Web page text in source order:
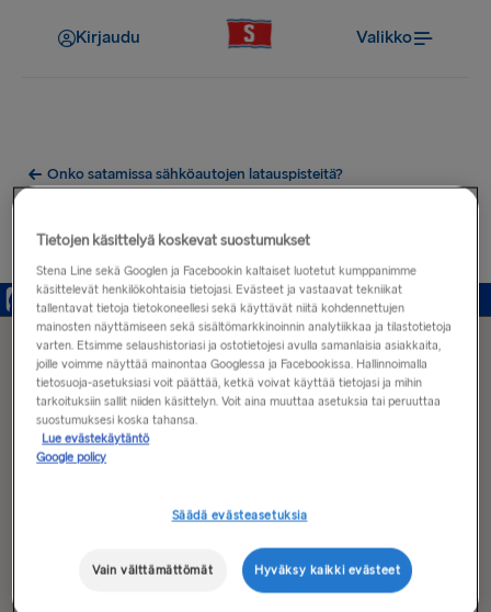
Kirjaudu Valikko
Onko satamissa sähköautojen latauspisteitä?
lähellä Fishguardin satamaa
Tietojen käsittelyä koskevat suostumukset
Stena Line sekä Googlen ja Facebookin kaltaiset luotetut kumppanimme
käsittelevät henkilökohtaisia tietojasi. Evästeet ja vastaavat tekniikat
tallentavat tietoja tietokoneellesi sekä käyttävät niitä kohdennettujen
mainosten näyttämiseen sekä sisältömarkkinoinnin analytiikkaa ja tilastotietoja
varten. Etsimme selaushistoriasi ja ostotietojesi avulla samanlaisia asiakkaita,
joille voimme näyttää mainontaa Googlessa ja Facebookissa. Hallinnoimalla
tietosuoja-asetuksiasi voit päättää, ketkä voivat käyttää tietojasi ja mihin
tarkoituksiin sallit niiden käsittelyn. Voit aina muuttaa asetuksia tai peruuttaa
suostumuksesi koska tahansa.
Lue evästekäytäntö
Google policy
Säädä evästeasetuksia
Vain välttämättömät Hyväksy kaikki evästeet